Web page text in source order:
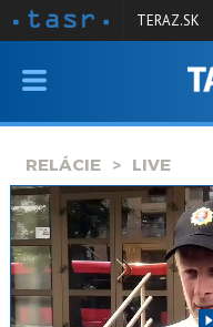
VYSIELANIE
SPRAVODAJSTVO
KONTAKT
ARCHÍV
TERAZ.SK
RELÁCIE LIVE